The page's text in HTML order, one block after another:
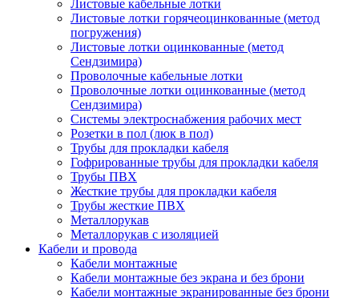
Листовые кабельные лотки
Листовые лотки горячеоцинкованные (метод
погружения)
Листовые лотки оцинкованные (метод
Сендзимира)
Проволочные кабельные лотки
Проволочные лотки оцинкованные (метод
Сендзимира)
Системы электроснабжения рабочих мест
Розетки в пол (люк в пол)
Трубы для прокладки кабеля
Гофрированные трубы для прокладки кабеля
Трубы ПВХ
Жесткие трубы для прокладки кабеля
Трубы жесткие ПВХ
Металлорукав
Металлорукав с изоляцией
Кабели и провода
Кабели монтажные
Кабели монтажные без экрана и без брони
Кабели монтажные экранированные без брони